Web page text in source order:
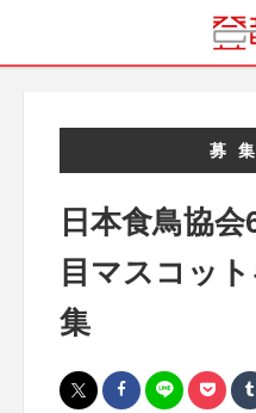
募
日本食鳥協
目マスコッ
集